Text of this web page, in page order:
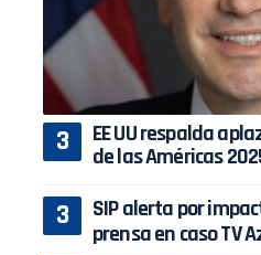
EE UU respalda
de las Américas
SIP alerta por
prensa en caso TV